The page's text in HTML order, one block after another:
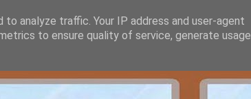
analyze traffic. Your IP address and user-agent
to ensure quality of service, generate usage